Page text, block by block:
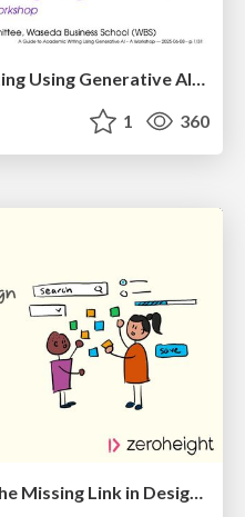
A Guide to Academic Writing Using Generative AI - A Workshop
1 360
Information Architects: The Missing Link in Design Systems